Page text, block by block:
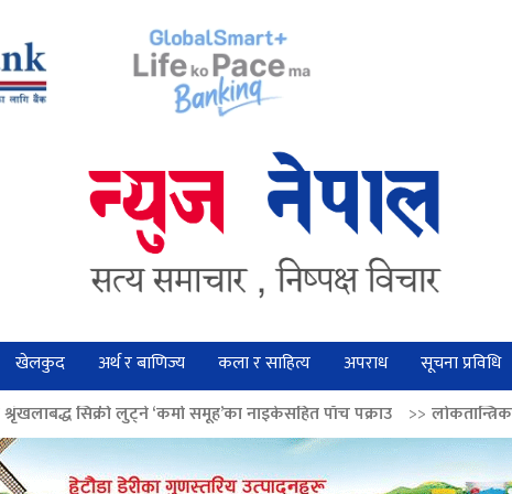
खेलकुद अर्थ र बाणिज्य कला र साहित्य अपराध सूचना प्रविधि
‘कर्मा समूह’का नाइकेसहित पाँच पक्राउ >>लोकतान्त्रिक मूल्य सुदृढ बनाउन